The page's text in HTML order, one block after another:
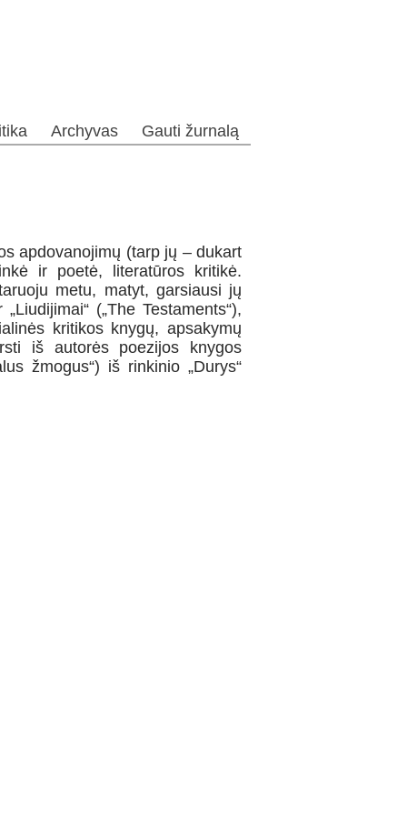
Archyvas Gauti žurnalą
apdovanojimų (tarp jų – dukart
ir poetė, literatūros kritikė.
metu, matyt, garsiausi jų
(„The Testaments“),
kritikos knygų, apsakymų
iš autorės poezijos knygos
žmogus“) iš rinkinio „Durys“